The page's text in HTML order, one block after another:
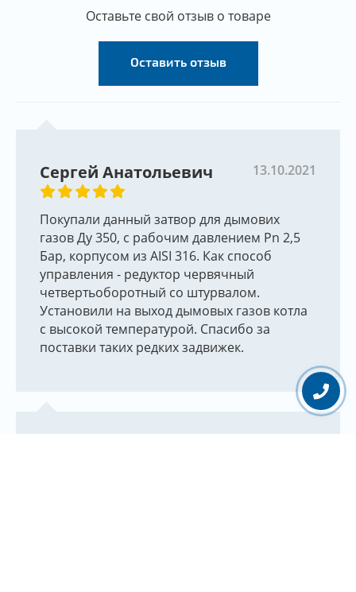
Оставьте свой отзыв о товаре
Оставить отзыв
Сергей Анатольевич 13.10.2021
Покупали данный затвор для дымових
газов Ду 350, с рабочим давлением Pn 2,5
Бар, корпусом из AISI 316. Как способ
управления - редуктор червячный
четвертьоборотный со штурвалом.
Установили на выход дымовых газов котла
с высокой температурой. Спасибо за
поставки таких редких задвижек.